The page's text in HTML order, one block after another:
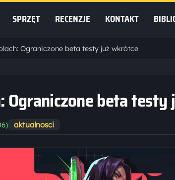
SPRZĘT RECENZJE KONTAKT
Ograniczone beta testy już wkrótce
Ograniczone beta
aktualnosci